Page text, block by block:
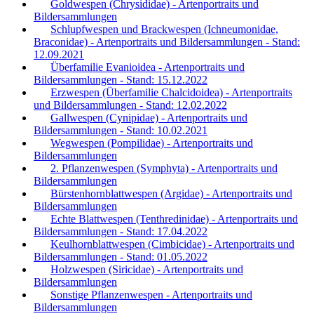
Goldwespen (Chrysididae) - Artenportraits und
Bildersammlungen
Schlupfwespen und Brackwespen (Ichneumonidae,
Braconidae) - Artenportraits und Bildersammlungen - Stand:
12.09.2021
Überfamilie Evanioidea - Artenportraits und
Bildersammlungen - Stand: 15.12.2022
Erzwespen (Überfamilie Chalcidoidea) - Artenportraits
und Bildersammlungen - Stand: 12.02.2022
Gallwespen (Cynipidae) - Artenportraits und
Bildersammlungen - Stand: 10.02.2021
Wegwespen (Pompilidae) - Artenportraits und
Bildersammlungen
2. Pflanzenwespen (Symphyta) - Artenportraits und
Bildersammlungen
Bürstenhornblattwespen (Argidae) - Artenportraits und
Bildersammlungen
Echte Blattwespen (Tenthredinidae) - Artenportraits und
Bildersammlungen - Stand: 17.04.2022
Keulhornblattwespen (Cimbicidae) - Artenportraits und
Bildersammlungen - Stand: 01.05.2022
Holzwespen (Siricidae) - Artenportraits und
Bildersammlungen
Sonstige Pflanzenwespen - Artenportraits und
Bildersammlungen